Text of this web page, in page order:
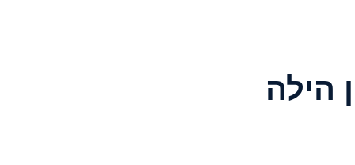
הילה